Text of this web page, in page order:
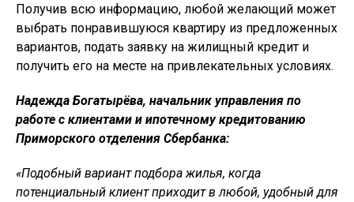
Получив всю информацию, любой желающий может
выбрать понравившуюся квартиру из предложенных
вариантов, подать заявку на жилищный кредит и
получить его на месте на привлекательных условиях.
Надежда Богатырёва, начальник управления по
работе с клиентами и ипотечному кредитованию
Приморского отделения Сбербанка:
«Подобный вариант подбора жилья, когда
потенциальный клиент приходит в любой, удобный для